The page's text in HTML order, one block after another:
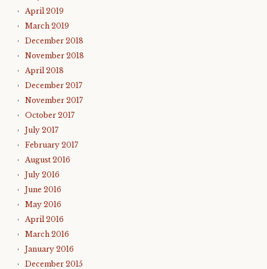
April 2019
March 2019
December 2018
November 2018
April 2018
December 2017
November 2017
October 2017
July 2017
February 2017
August 2016
July 2016
June 2016
May 2016
April 2016
March 2016
January 2016
December 2015